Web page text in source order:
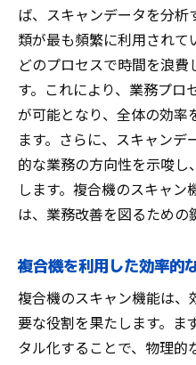
ば、スキャンデータを分析
類が最も頻繁に利用されて
どのプロセスで時間を浪
す。これにより、業務プロ
が可能となり、全体の効率
ます。さらに、スキャンデ
的な業務の方向性を示唆
します。複合機のスキャ
は、業務改善を図るための
複合機を利用した効率的
複合機のスキャン機能は、
要な役割を果たします。ま
タル化することで、物理的